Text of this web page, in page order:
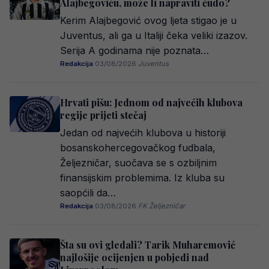
Alajbegoviću, može li napraviti čudo?
Kerim Alajbegović ovog ljeta stigao je u
Juventus, ali ga u Italiji čeka veliki izazov.
Serija A godinama nije poznata…
Redakcija·03/08/2026·Juventus
Hrvati pišu: Jednom od najvećih klubova
regije prijeti stečaj
Jedan od najvećih klubova u historiji
bosanskohercegovačkog fudbala,
Željezničar, suočava se s ozbiljnim
finansijskim problemima. Iz kluba su
saopćili da…
Redakcija·03/08/2026·FK Željezničar
Šta su ovi gledali? Tarik Muharemović
najlošije ocijenjen u pobjedi nad